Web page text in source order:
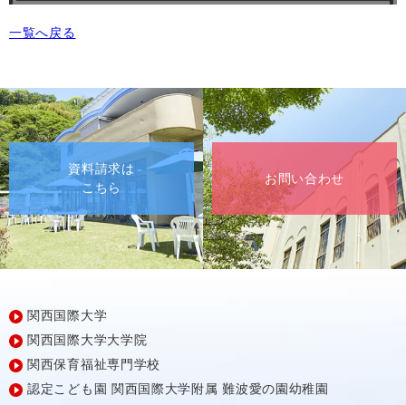
一覧へ戻る
資料請求は
こちら
お問い合わせ
関西国際大学
関西国際大学大学院
関西保育福祉専門学校
認定こども園 関西国際大学附属 難波愛の園幼稚園